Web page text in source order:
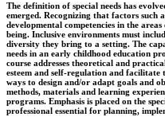
The definition of special needs has
emerged. Recognizing that factors such
developmental competencies in the
being. Inclusive environments must
diversity they bring to a setting. The
needs in an early childhood education
course addresses theoretical and
esteem and self-regulation and
ways to design and/or adapt goals and
methods, materials and learning
programs. Emphasis is placed on the
professional essential for planning,